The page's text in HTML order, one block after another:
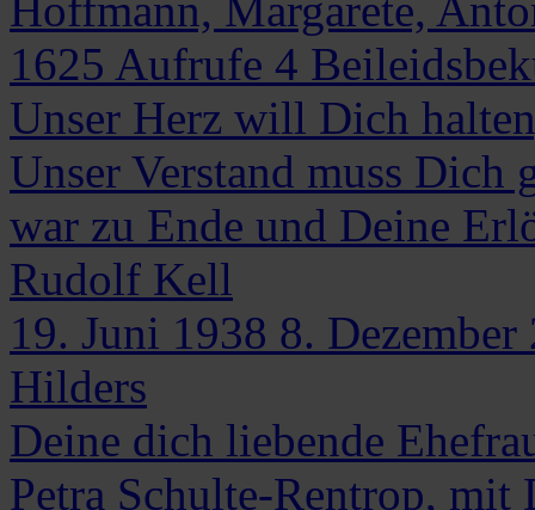
1625 Aufrufe 4
Unser Herz will Dich
Unser Verstand muss Dich
war zu Ende und Deine
Rudolf Kell
19. Juni 1938 8. Dezember
Hilders
Deine dich liebende
Petra Schulte-Rentrop,